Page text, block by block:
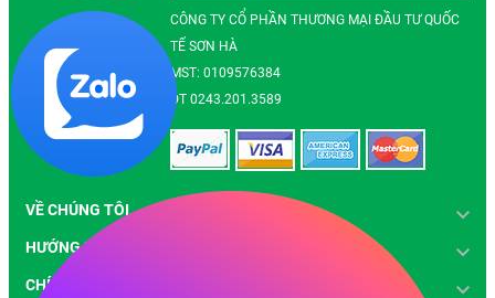
CÔNG TY CỔ PHẦN THƯƠNG MẠI ĐẦU TƯ QUỐC
TẾ SƠN HÀ
MST: 0109576384
ĐT 0243.201.3589
VỀ CHÚNG TÔI
HƯỚNG DẪN
CHÍNH SÁCH